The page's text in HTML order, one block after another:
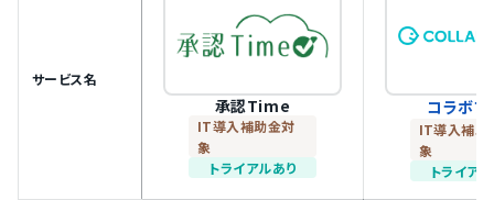
サービス名
承認Time
IT導入補助金対
象
トライアルあり
コラボフ
IT導入補助
象
トライア